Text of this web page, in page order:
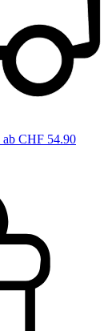
ab CHF 54.90